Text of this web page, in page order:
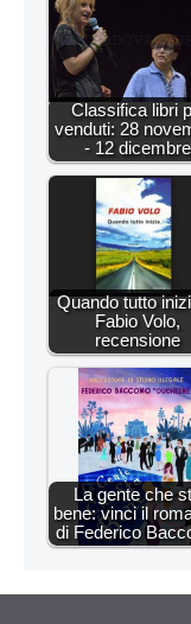
Classifica libri
venduti: 28
- 12 dicembre
Quando tutto
Fabio Volo,
recensione
La gente che
bene: vinci il
di Federico